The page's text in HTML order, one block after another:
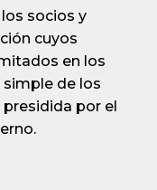
socios y
cuyos
en los
de los
por el